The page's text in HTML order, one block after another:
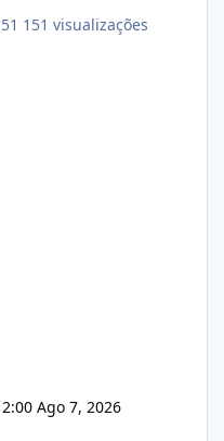
151 visualizações
Ago 7, 2026